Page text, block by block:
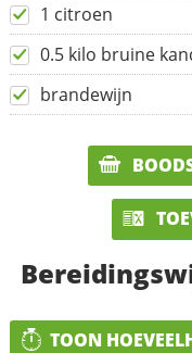
1 citroen
0.5 kilo bruine
brandewijn
TOON